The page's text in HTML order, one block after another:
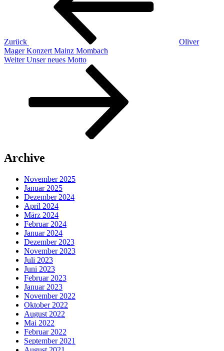
Zurück
Oliver
Mager Konzert Mainz Mombach
Nächster
Weiter Unser neues Motto
Archive
November 2025
Januar 2025
Dezember 2024
April 2024
März 2024
Februar 2024
Januar 2024
Dezember 2023
November 2023
Juli 2023
Juni 2023
Februar 2023
Januar 2023
November 2022
Oktober 2022
August 2022
Mai 2022
Februar 2022
September 2021